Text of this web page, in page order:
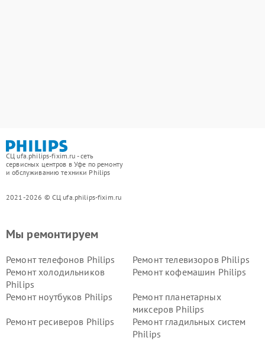
СЦ ufa.philips-fixim.ru - сеть
сервисных центров в Уфе по ремонту
и обслуживанию техники Philips
2021-2026 © СЦ ufa.philips-fixim.ru
Мы ремонтируем
Ремонт телефонов Philips
Ремонт телевизоров Philips
Ремонт холодильников
Philips
Ремонт кофемашин Philips
Ремонт ноутбуков Philips
Ремонт планетарных
миксеров Philips
Ремонт ресиверов Philips
Ремонт гладильных систем
Philips